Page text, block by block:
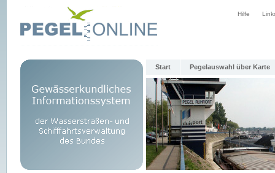
Hilfe
Start Pegelauswahl über Karte